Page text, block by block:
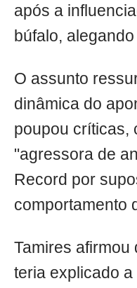
após a
búfalo,
O assunto
dinâmica do
poupou críticas,
"agressora de
Record por
comportamento
Tamires afirmou
teria explicado